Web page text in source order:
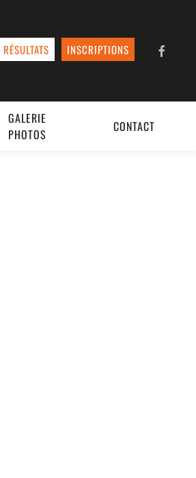
RÉSULTATS INSCRIPTIONS
GALERIE
PHOTOS
CONTACT